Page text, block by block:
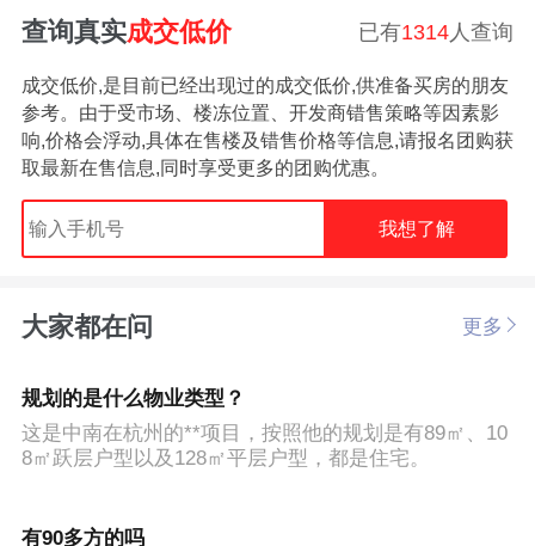
查询真实成交低价 已有1314人查询
成交低价,是目前已经出现过的成交低价,供准备买房的朋友
参考。由于受市场、楼冻位置、开发商错售策略等因素影
响,价格会浮动,具体在售楼及错售价格等信息,请报名团购获
取最新在售信息,同时享受更多的团购优惠。
我想了解
大家都在问 更多
规划的是什么物业类型？
这是中南在杭州的**项目，按照他的规划是有89㎡、10
8㎡跃层户型以及128㎡平层户型，都是住宅。
有90多方的吗